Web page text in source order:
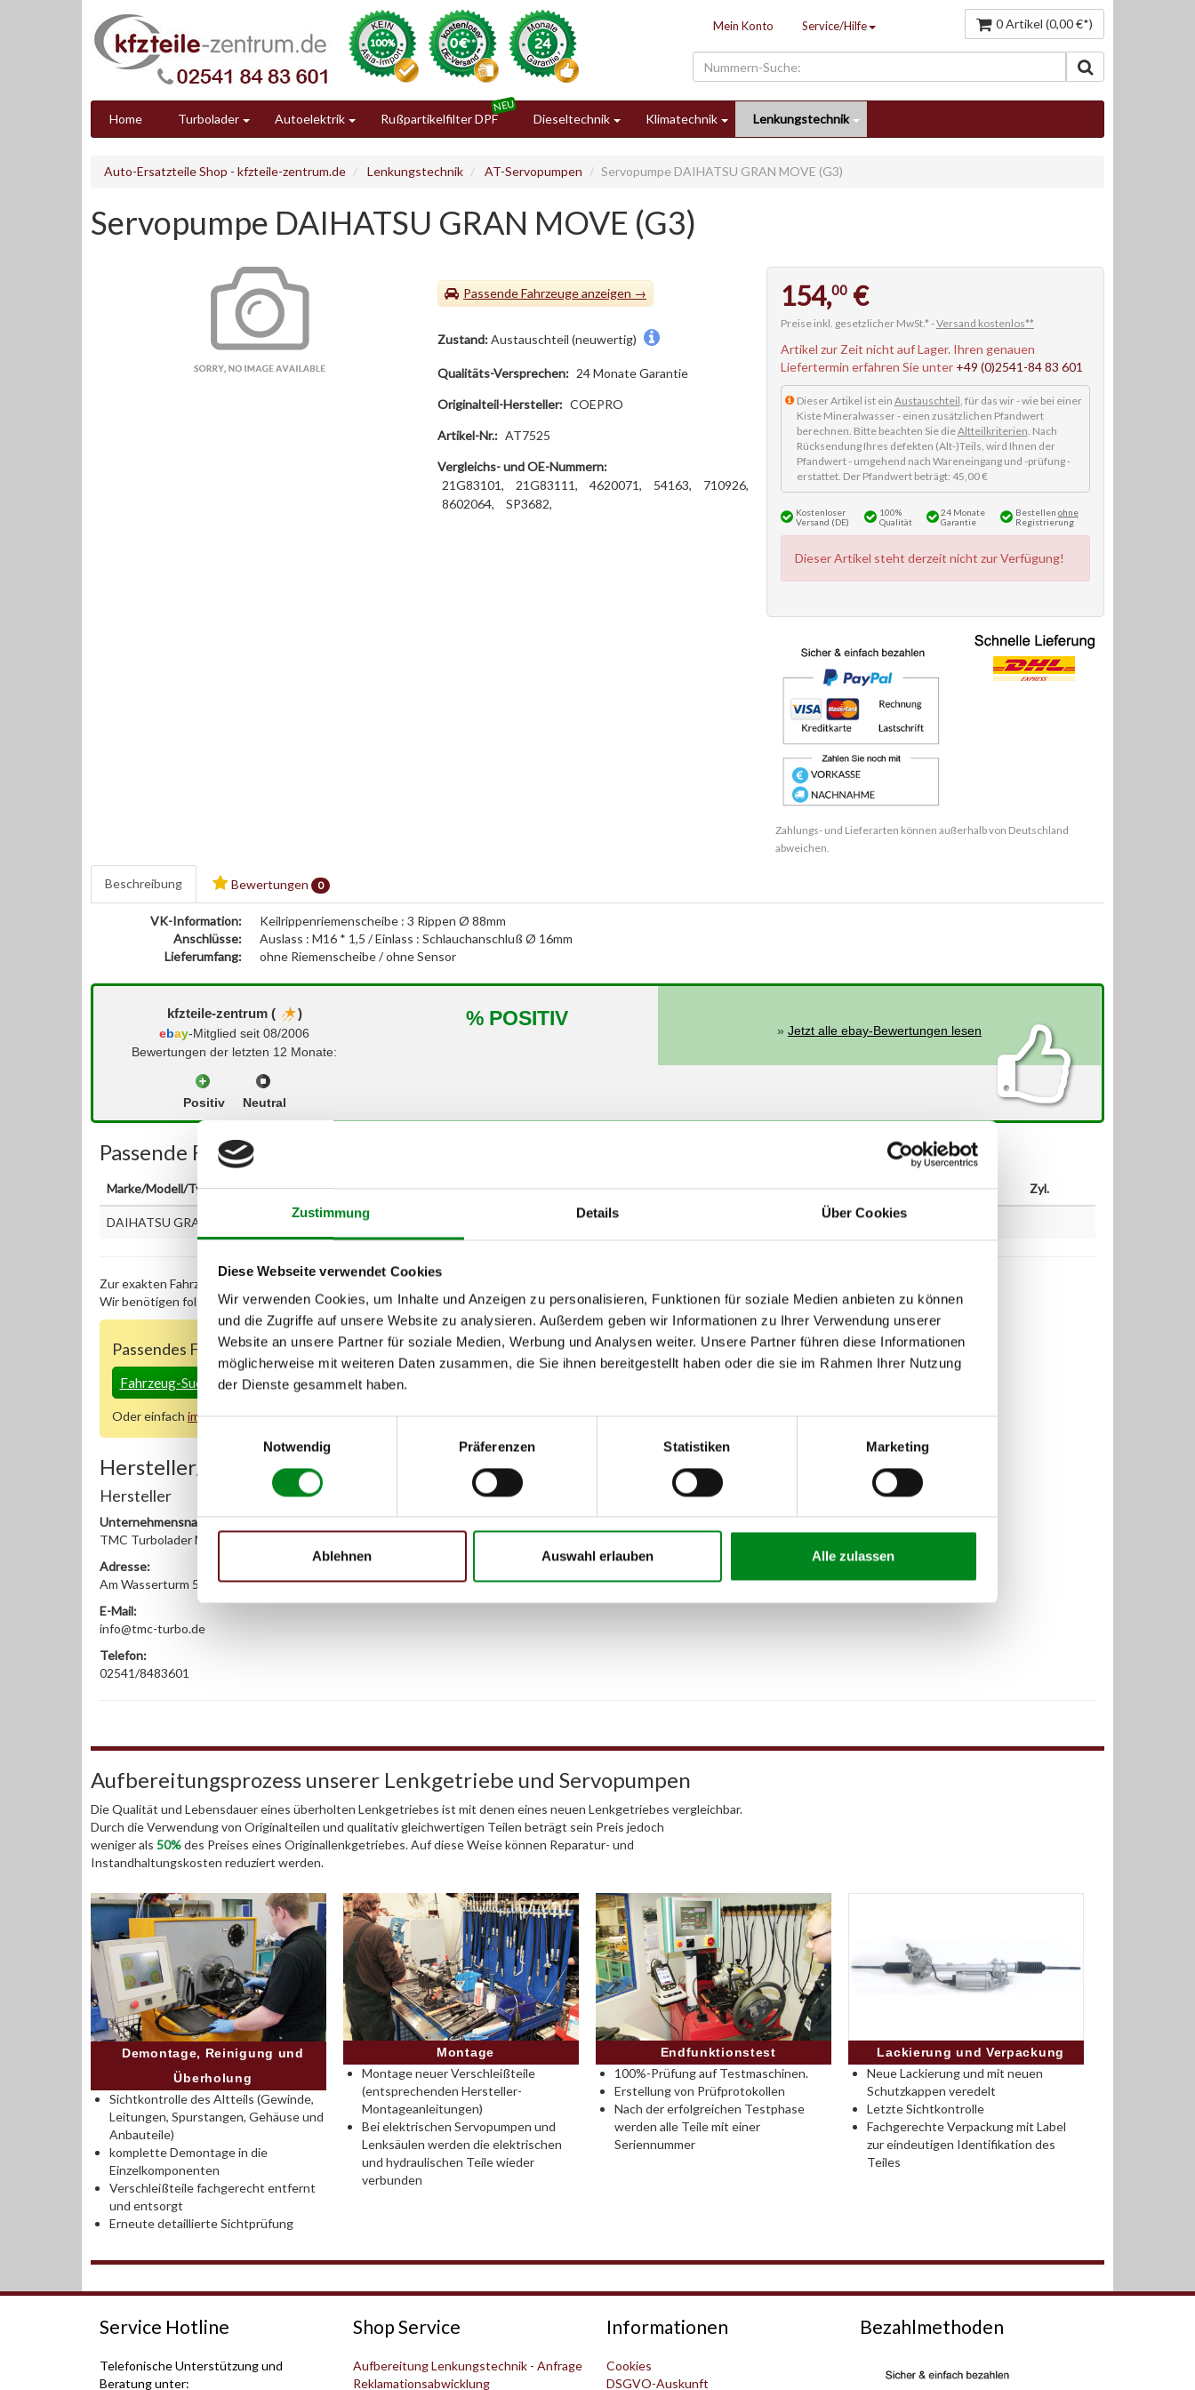
Zustimmung Details Über Cookies
Diese Webseite verwendet Cookies
Wir verwenden Cookies, um Inhalte und Anzeigen zu personalisieren, Funktionen für soziale Medien anbieten zu können
und die Zugriffe auf unsere Website zu analysieren. Außerdem geben wir Informationen zu Ihrer Verwendung unserer
Website an unsere Partner für soziale Medien, Werbung und Analysen weiter. Unsere Partner führen diese Informationen
möglicherweise mit weiteren Daten zusammen, die Sie ihnen bereitgestellt haben oder die sie im Rahmen Ihrer Nutzung
der Dienste gesammelt haben.
Einwilligungsauswahl
Notwendig
Präferenzen Statistiken Marketing
Ablehnen Auswahl erlauben Alle zulassen
Mein Konto Service/Hilfe 0 Artikel (0,00 €*)
Home Turbolader Autoelektrik Rußpartikelfilter DPF Dieseltechnik Klimatechnik Lenkungstechnik
Auto-Ersatzteile Shop - kfzteile-zentrum.de Lenkungstechnik AT-Servopumpen Servopumpe DAIHATSU GRAN MOVE (G3)
Servopumpe DAIHATSU GRAN MOVE (G3)
Passende Fahrzeuge
Zustand:Austauschteil (neuwertig)
Qualitäts-Versprechen: 24 Monate Garantie
Originalteil-Hersteller: COEPRO
Artikel-Nr.: AT7525
Vergleichs- und OE-Nummern:
21G83101,
21G83111, 4620071, 54163,
710926,
8602064,
SP3682,
154,00 €
Preise inkl. gesetzlicher MwSt.* -Versand kostenlos**
Artikel zur Zeit nicht auf Lager. Ihren genauen
Liefertermin erfahren Sie unter +49 (0)2541-84 83 601
Dieser Artikel ist ein Austauschteil, für das wir - wie bei einer
Kiste Mineralwasser - einen zusätzlichen Pfandwert
berechnen. Bitte beachten Sie dieAltteilkriterien. Nach
Rücksendung Ihres defekten (Alt-)Teils, wird Ihnen der
Pfandwert - umgehend nach Wareneingang und -prüfung -
erstattet. Der Pfandwert beträgt: 45,00 €
Kostenloser
Versand (DE)
100%
Qualität
24 Monate
Garantie
Bestellen ohne
Registrierung
Dieser Artikel steht derzeit nicht zur Verfügung!
Zahlungs- und Lieferarten können außerhalb von Deutschland
abweichen.
Beschreibung Bewertungen 0
VK-Information:
Keilrippenriemenscheibe : 3 Rippen Ø 88mm
Anschlüsse:
Auslass : M16 * 1,5 / Einlass : Schlauchanschluß Ø 16mm
Lieferumfang:
ohne Riemenscheibe / ohne Sensor
kfzteile-zentrum ( )
ebay-Mitglied seit 08/2006
Bewertungen der letzten 12 Monate:
Positiv Neutral
% POSITIV
»Jetzt alle ebay-Bewertungen lesen
Passende Fahrzeuge:
Marke/Modell/Typ von bis kW PS ccm Zyl.
DAIHATSU GRAN MOVE (G3) 1.5 16V (G303)
Zur exakten Fahrzeug-Identifizierung können Sie auch unseren Support kontaktieren (
Wir benötigen folgende Fahrzeugdaten:Schlüsselnummerzu 2 (2.1) und zu 3 (2.2) oderFahrgestellnummer.
Passendes Fahrzeug nicht dabei?
Fahrzeug-Suche für AT-Servopumpen»
Oder einfach im Chatnachfragen.
Hersteller/EU Verantwortliche Person
Hersteller
Unternehmensname:
TMC Turbolader Manufaktur Coesfeld
Adresse:
Am Wasserturm 55, Coesfeld, NRW, 48653, DE
E-Mail:
info@tmc-turbo.de
Telefon:
02541/8483601
Aufbereitungsprozess unserer Lenkgetriebe und Servopumpen
Die Qualität und Lebensdauer eines überholten Lenkgetriebes ist mit denen eines neuen Lenkgetriebes vergleichbar.
Durch die Verwendung von Originalteilen und qualitativ gleichwertigen Teilen beträgt sein Preis jedoch
weniger als 50%des Preises eines Originallenkgetriebes. Auf diese Weise können Reparatur- und
Instandhaltungskosten reduziert werden.
Demontage, Reinigung und
Überholung
Sichtkontrolle des Altteils (Gewinde,
Leitungen, Spurstangen, Gehäuse und
Anbauteile)
komplette Demontage in die
Einzelkomponenten
Verschleißteile fachgerecht entfernt
und entsorgt
Erneute detaillierte Sichtprüfung
Montage
Montage neuer Verschleißteile
(entsprechenden Hersteller-
Montageanleitungen)
Bei elektrischen Servopumpen und
Lenksäulen werden die elektrischen
und hydraulischen Teile wieder
verbunden
Endfunktionstest
100%-Prüfung auf Testmaschinen.
Erstellung von Prüfprotokollen
Nach der erfolgreichen Testphase
werden alle Teile mit einer
Seriennummer
Lackierung und Verpackung
Neue Lackierung und mit neuen
Schutzkappen veredelt
Letzte Sichtkontrolle
Fachgerechte Verpackung mit Label
zur eindeutigen Identifikation des
Teiles
Service Hotline
Telefonische Unterstützung und
Beratung unter:
Shop Service
Aufbereitung Lenkungstechnik - Anfrage
Reklamationsabwicklung
Informationen
Cookies
DSGVO-Auskunft
Bezahlmethoden